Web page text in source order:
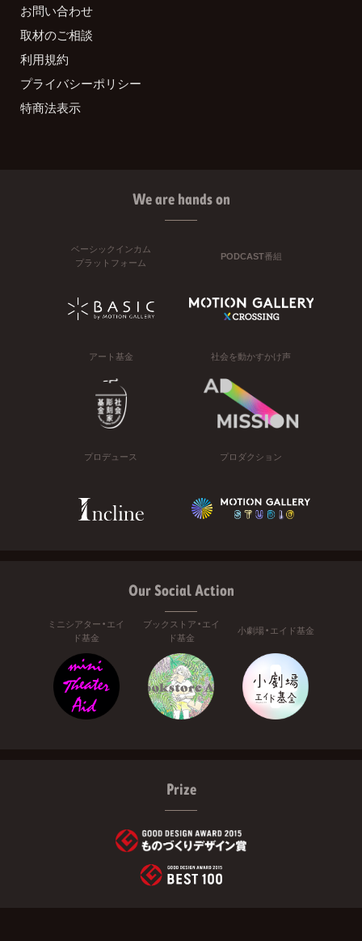
お問い合わせ
取材のご相談
利用規約
プライバシーポリシー
特商法表示
We are hands on
ベーシックインカム
プラットフォーム
PODCAST番組
アート基金 社会を動かすかけ声
プロデュース プロダクション
Our Social Action
ミニシアター・エイ
ド基金
ブックストア・エイ
ド基金
小劇場・エイド基金
Prize